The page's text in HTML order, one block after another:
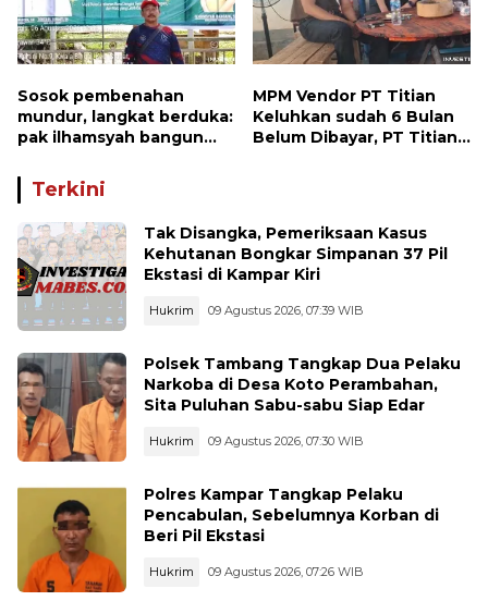
Sosok pembenahan
mundur, langkat berduka:
pak ilhamsyah bangun
dunia pendidikan kita
MPM Vendor PT Titian
Keluhkan sudah 6 Bulan
Belum Dibayar, PT Titian
Terkini
Tak Disangka, Pemeriksaan Kasus
Kehutanan Bongkar Simpanan 37 Pil
Ekstasi di Kampar Kiri
Hukrim 09 Agustus 2026, 07:39 WIB
Polsek Tambang Tangkap Dua Pelaku
Narkoba di Desa Koto Perambahan,
Sita Puluhan Sabu-sabu Siap Edar
Hukrim 09 Agustus 2026, 07:30 WIB
Polres Kampar Tangkap Pelaku
Pencabulan, Sebelumnya Korban di
Beri Pil Ekstasi
Hukrim 09 Agustus 2026, 07:26 WIB